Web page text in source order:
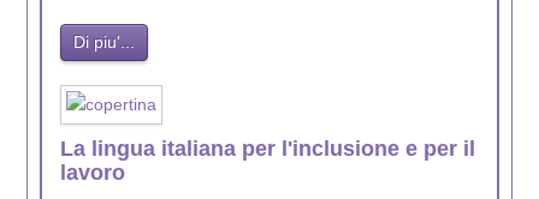
Di piu'...
La lingua italiana per l'inclusione e per il
lavoro